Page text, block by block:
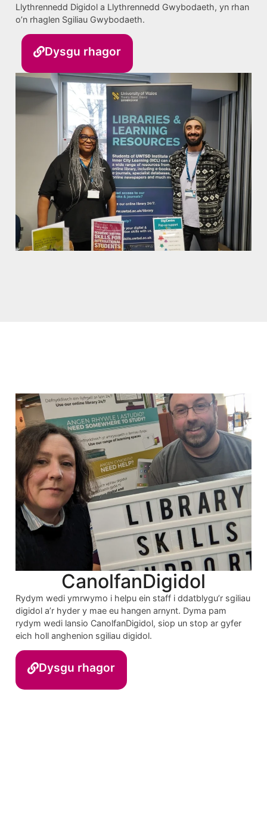
Llythrennedd Digidol a Llythrennedd Gwybodaeth, yn rhan
o’n rhaglen Sgiliau Gwybodaeth.
Dysgu rhagor
CanolfanDigidol
Rydym wedi ymrwymo i helpu ein staff i ddatblygu’r sgiliau
digidol a’r hyder y mae eu hangen arnynt. Dyma pam
rydym wedi lansio CanolfanDigidol, siop un stop ar gyfer
eich holl anghenion sgiliau digidol.
Dysgu rhagor